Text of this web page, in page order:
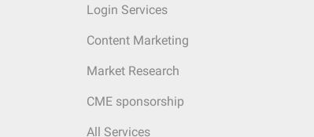
Login Services
Content Marketing
Market Research
CME sponsorship
All Services